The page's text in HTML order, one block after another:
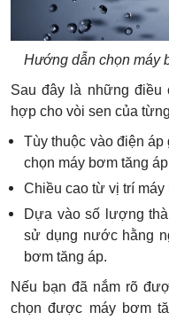
Hướng dẫn chọn máy
Sau đây là những điều
hợp cho vòi sen của
Tùy thuộc vào điện
chọn máy bơm tăng áp
Chiều cao từ vị trí
Dựa vào số lượng
sử dụng nước hằng
bơm tăng áp.
Nếu bạn đã nắm rõ
chọn được máy bơm